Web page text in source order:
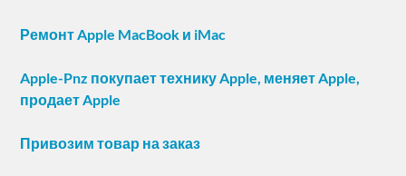
Ремонт Apple MacBook и iMac
Apple-Pnz покупает технику Apple, меняет Apple,
продает Apple
Привозим товар на заказ